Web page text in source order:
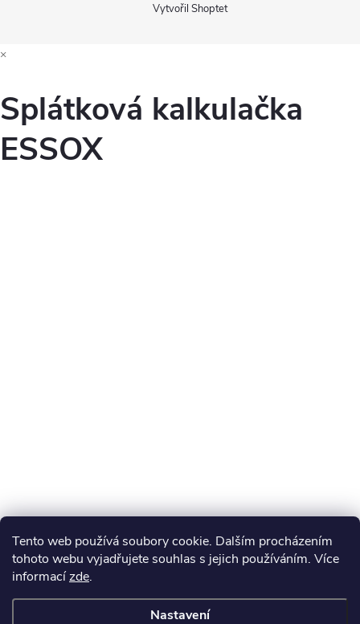
Tento web používá soubory cookie. Dalším procházením
tohoto webu vyjadřujete souhlas s jejich používáním. Více
informacízde.
Nastavení
Vytvořil Shoptet
×
Splátková kalkulačka
ESSOX